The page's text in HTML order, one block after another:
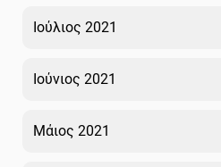
Ιούλιος 2021
Ιούνιος 2021
Μάιος 2021